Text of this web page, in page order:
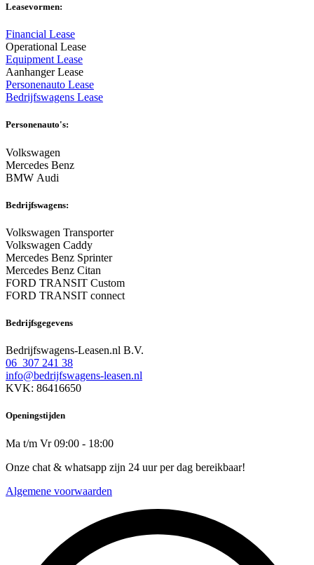
Leasevormen:
Financial Lease
Operational Lease
Equipment Lease
Aanhanger Lease
Personenauto Lease
Bedrijfswagens Lease
Personenauto's:
Volkswagen
Mercedes Benz
BMW Audi
Bedrijfswagens:
Volkswagen Transporter
Volkswagen Caddy
Mercedes Benz Sprinter
Mercedes Benz Citan
FORD TRANSIT Custom
FORD TRANSIT connect
Bedrijfsgegevens
Bedrijfswagens-Leasen.nl B.V.
06 307 241 38
info@bedrijfswagens-leasen.nl
KVK: 86416650
Openingstijden
Ma t/m Vr 09:00 - 18:00
Onze chat & whatsapp zijn 24 uur per dag bereikbaar!
Algemene voorwaarden